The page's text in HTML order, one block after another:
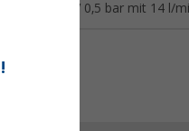
12 V 0,5 bar mit 14 l/